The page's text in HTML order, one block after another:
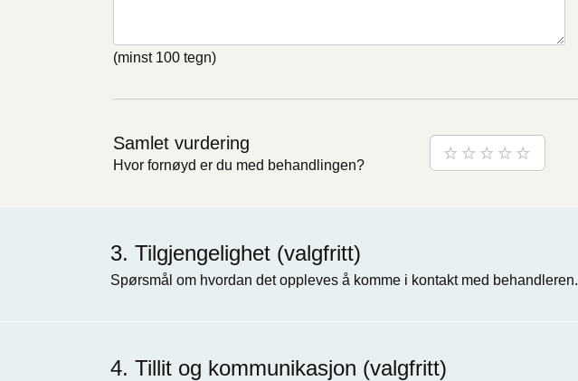
(minst 100 tegn)
Samlet vurdering
Hvor fornøyd er du med behandlingen?
Tilgjengelighet (valgfritt)
Spørsmål om hvordan det oppleves å komme i kontakt med behandleren.
Tillit og kommunikasjon (valgfritt)